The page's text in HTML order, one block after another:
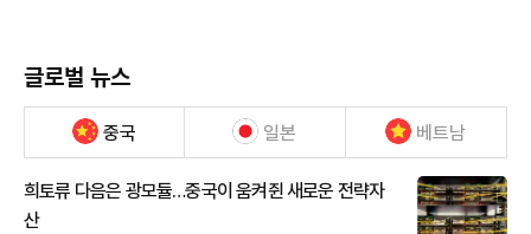
글로벌 뉴스
중국 일본 베트남
희토류 다음은 광모듈…중국이 움켜쥔 새로운 전략자
산